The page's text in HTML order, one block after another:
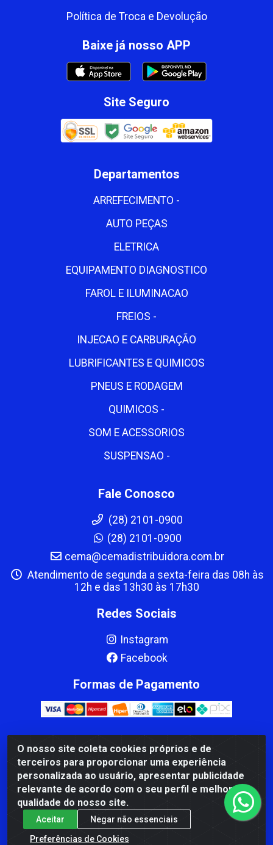
O nosso site coleta cookies próprios e de
terceiros para proporcionar uma experiência
personalizada ao usuário, apresentar publicidade
relevante de acordo com o seu perfil e melhorar a
qualidade do nosso site.
Aceitar
Negar não essenciais
Preferências de Cookies
Política de Troca e Devolução
Baixe já nosso APP
Site Seguro
Departamentos
ARREFECIMENTO -
AUTO PEÇAS
ELETRICA
EQUIPAMENTO DIAGNOSTICO
FAROL E ILUMINACAO
FREIOS -
INJECAO E CARBURAÇÃO
LUBRIFICANTES E QUIMICOS
PNEUS E RODAGEM
QUIMICOS -
SOM E ACESSORIOS
SUSPENSAO -
Fale Conosco
(28) 2101-0900
(28) 2101-0900
cema@cemadistribuidora.com.br
Atendimento de segunda a sexta-feira das 08h às
12h e das 13h30 às 17h30
Redes Sociais
Instagram
Facebook
Formas de Pagamento
CBP MACEDO COMERCIO PEÇAS LTDA Matriz - av Mauro
Miranda Madureira, 1249 - Coramara , Cachoeiro de
Itapemirim/ES - CEP 29.311-310 - CNPJ 00.502.680/0001-41